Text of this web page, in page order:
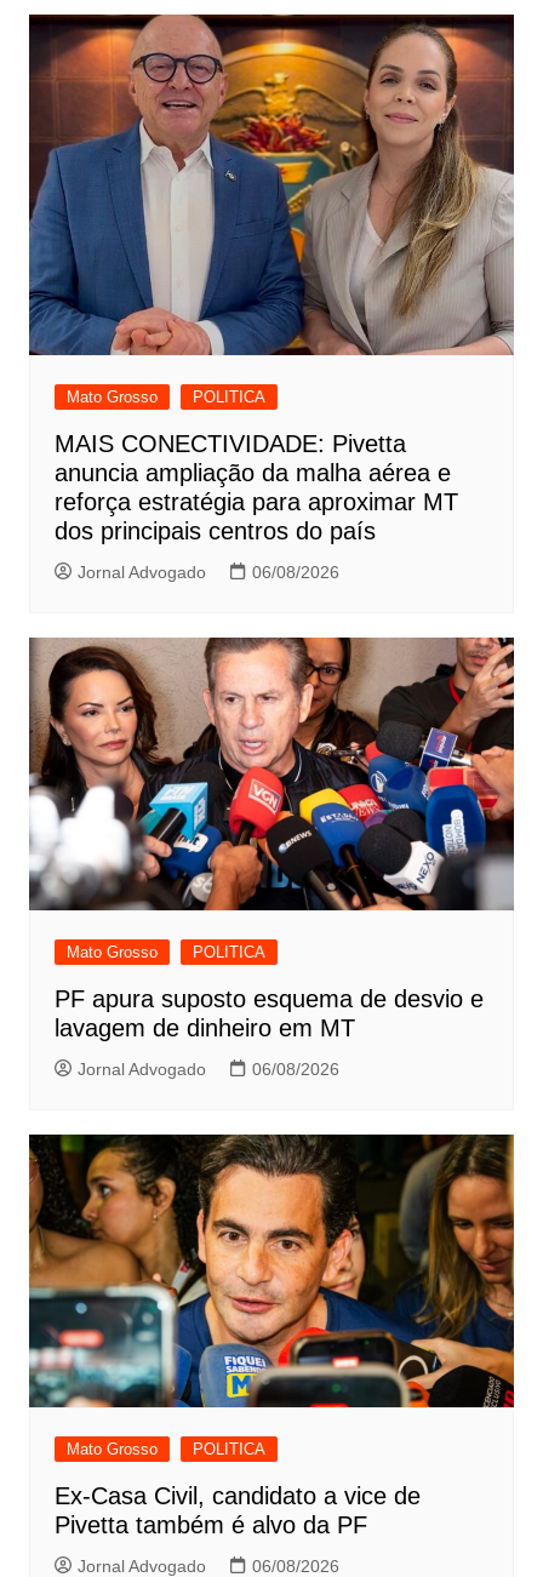
Mato Grosso POLITICA
MAIS CONECTIVIDADE: Pivetta
anuncia ampliação da malha aérea e
reforça estratégia para aproximar MT
dos principais centros do país
Jornal Advogado 06/08/2026
Mato Grosso POLITICA
PF apura suposto esquema de desvio e
lavagem de dinheiro em MT
Jornal Advogado 06/08/2026
Mato Grosso POLITICA
Ex-Casa Civil, candidato a vice de
Pivetta também é alvo da PF
Jornal Advogado 06/08/2026